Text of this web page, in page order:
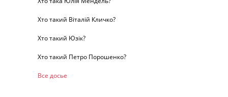
Хто такий Віталій Кличко?
Хто такий Юзік?
Хто такий Петро Порошенко?
Все досье